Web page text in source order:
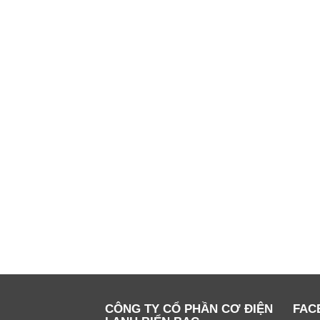
CÔNG TY CỔ PHẦN CƠ ĐIỆN